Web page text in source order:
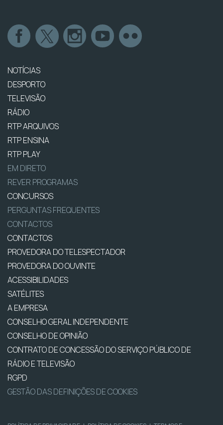
NOTÍCIAS
DESPORTO
TELEVISÃO
RÁDIO
RTP ARQUIVOS
RTP ENSINA
RTP PLAY
EM DIRETO
REVER PROGRAMAS
CONCURSOS
PERGUNTAS FREQUENTES
CONTACTOS
CONTACTOS
PROVEDORA DO TELESPECTADOR
PROVEDORA DO OUVINTE
ACESSIBILIDADES
SATÉLITES
A EMPRESA
CONSELHO GERAL INDEPENDENTE
CONSELHO DE OPINIÃO
CONTRATO DE CONCESSÃO DO SERVIÇO PÚBLICO DE
RÁDIO E TELEVISÃO
RGPD
GESTÃO DAS DEFINIÇÕES DE COOKIES